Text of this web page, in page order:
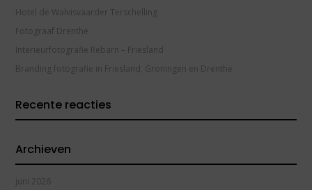
Hotel de Walvisvaarder Terschelling
Fotograaf Drenthe
Interieurfotografie Rebarn – Friesland
Branding fotografie in Friesland, Groningen en Drenthe
Recente reacties
Archieven
juni 2026